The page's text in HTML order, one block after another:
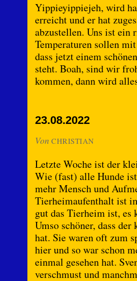
Yippieyippiejeh, wird
erreicht und er hat
abzustellen. Uns ist ein
Temperaturen sollen
dass jetzt einem
steht. Boah, sind wir
kommen, dann wird
23.08.2022
Von CHRISTIAN
Letzte Woche ist der
Wie (fast) alle Hunde
mehr Mensch und
Tierheimaufenthalt ist
gut das Tierheim ist, es
Umso schöner, dass
hat. Sie waren oft zum
hier und so war schon
einmal gesehen hat.
verschmust und